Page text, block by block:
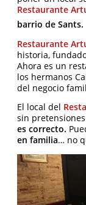
Restaurante
barrio de Sants.
Restaurante
historia,
Ahora es un
los hermanos
del negocio
El local del
sin
es correcto.
en familia… no